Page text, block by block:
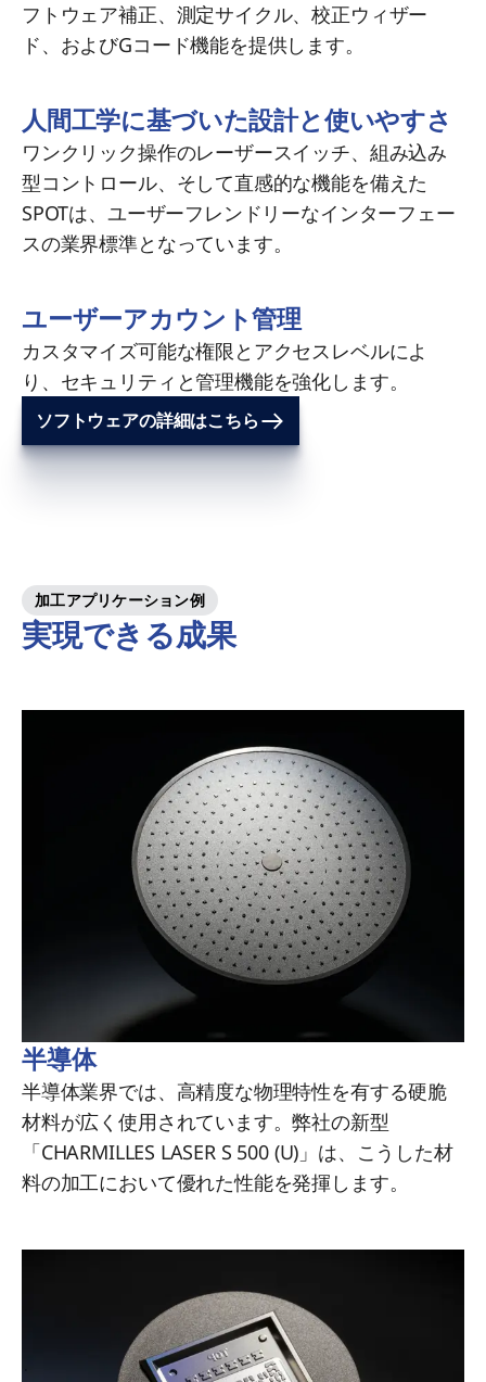
フトウェア補正、測定サイクル、校正ウィザー
ド、およびGコード機能を提供します。
人間工学に基づいた設計と使いやすさ
ワンクリック操作のレーザースイッチ、組み込み
型コントロール、そして直感的な機能を備えた
SPOTは、ユーザーフレンドリーなインターフェー
スの業界標準となっています。
ユーザーアカウント管理
カスタマイズ可能な権限とアクセスレベルによ
り、セキュリティと管理機能を強化します。
ソフトウェアの詳細はこちら
加工アプリケーション例
実現できる成果
半導体
半導体業界では、高精度な物理特性を有する硬脆
材料が広く使用されています。弊社の新型
「CHARMILLES LASER S 500 (U)」は、こうした材
料の加工において優れた性能を発揮します。